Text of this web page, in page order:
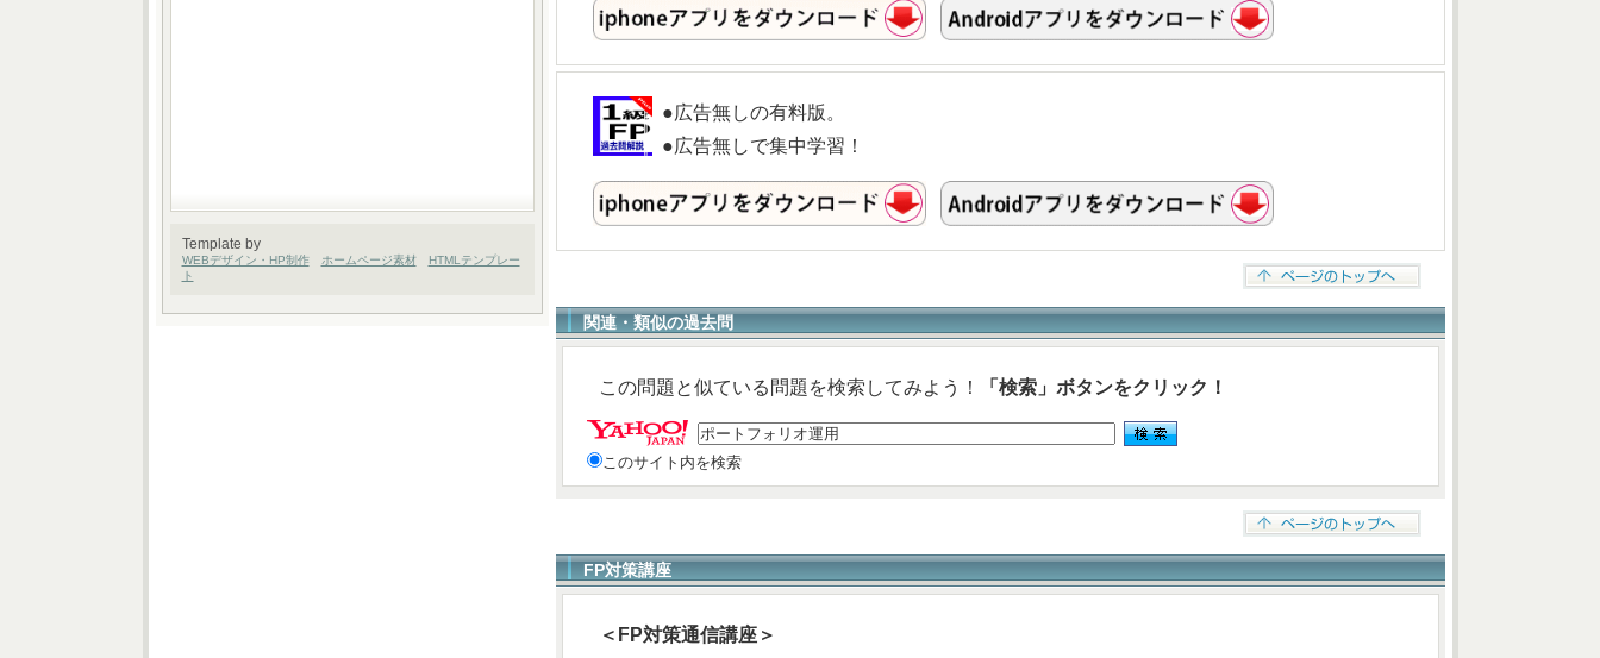
●広告無しの有料版。
●広告無しで集中学習！
関連・類似の過去問
この問題と似ている問題を検索してみよう！ 「検索」ボタンをクリック！
このサイト内を検索
FP対策講座
＜FP対策通信講座＞
Template by
WEBデザイン・HP制作 ホームページ素材
HTMLテンプレー
ト